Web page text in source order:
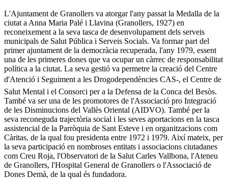
L'Ajuntament de Granollers va atorgar l'any passat la Medalla de la
ciutat a Anna Maria Palé i Llavina (Granollers, 1927) en
reconeixement a la seva tasca de desenvolupament dels serveis
municipals de Salut Pública i Serveis Socials. Va formar part del
primer ajuntament de la democràcia recuperada, l'any 1979, essent
una de les primeres dones que va ocupar un càrrec de responsabilitat
política a la ciutat. La seva gestió va permetre la creació del Centre
d'Atenció i Seguiment a les Drogodependències CAS-, el Centre de
Salut Mental i el Consorci per a la Defensa de la Conca del Besòs.
També va ser una de les promotores de l'Associació pro Integració
de les Disminucions del Vallès Oriental (AIDVO). També per la
seva reconeguda trajectòria social i les seves aportacions en la tasca
assistencial de la Parròquia de Sant Esteve i en organitzacions com
Càritas, de la qual fou presidenta entre 1972 i 1979. Així mateix, per
la seva participació en nombroses entitats i associacions ciutadanes
com Creu Roja, l'Observatori de la Salut Carles Vallbona, l'Ateneu
de Granollers, l'Hospital General de Granollers o l'Associació de
Dones Demà, de la qual és fundadora.